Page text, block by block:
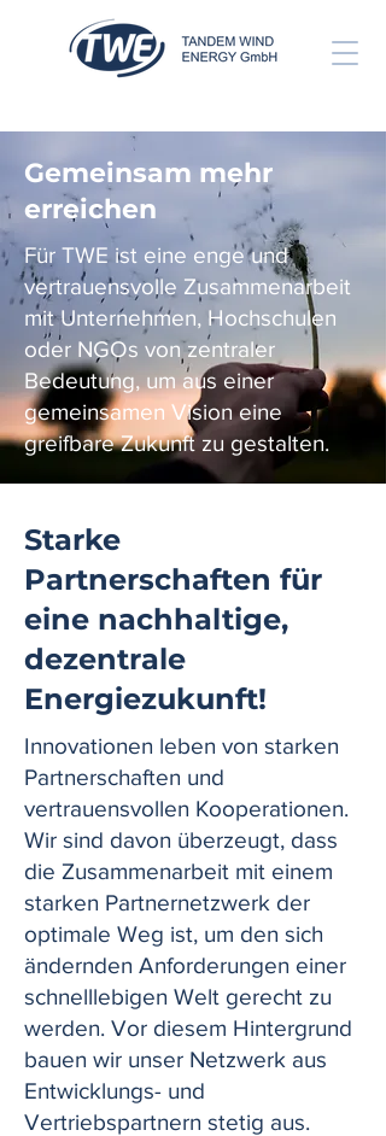
Gemeinsam mehr
erreichen
Für TWE ist eine enge und
vertrauensvolle Zusammenarbeit
mit Unternehmen, Hochschulen
oder NGOs von zentraler
Bedeutung, um aus einer
gemeinsamen Vision eine
greifbare Zukunft zu gestalten.
Starke
Partnerschaften für
eine nachhaltige,
dezentrale
Energiezukunft!
Innovationen leben von starken
Partnerschaften und
vertrauensvollen Kooperationen.
Wir sind davon überzeugt, dass
die Zusammenarbeit mit einem
starken Partnernetzwerk der
optimale Weg ist, um den sich
ändernden Anforderungen einer
schnelllebigen Welt gerecht zu
werden. Vor diesem Hintergrund
bauen wir unser Netzwerk aus
Entwicklungs- und
Vertriebspartnern stetig aus.